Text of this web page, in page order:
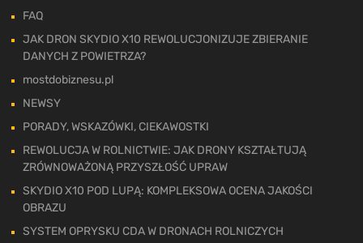
FAQ
JAK DRON SKYDIO X10 REWOLUCJONIZUJE ZBIERANIE
DANYCH Z POWIETRZA?
mostdobiznesu.pl
NEWSY
PORADY, WSKAZÓWKI, CIEKAWOSTKI
REWOLUCJA W ROLNICTWIE: JAK DRONY KSZTAŁTUJĄ
ZRÓWNOWAŻONĄ PRZYSZŁOŚĆ UPRAW
SKYDIO X10 POD LUPĄ: KOMPLEKSOWA OCENA JAKOŚCI
OBRAZU
SYSTEM OPRYSKU CDA W DRONACH ROLNICZYCH